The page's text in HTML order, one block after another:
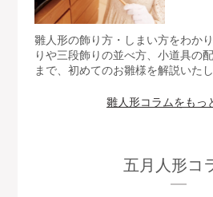
雛人形の飾り方・しまい方をわか
りや三段飾りの並べ方、小道具の
まで、初めてのお雛様を解説いたし
雛人形コラムをもっ
五月人形コ